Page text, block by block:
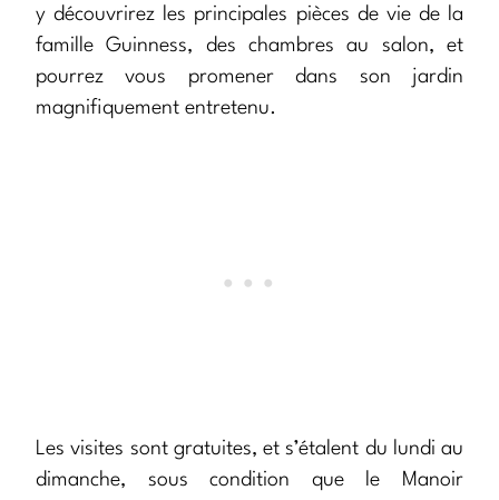
y découvrirez les principales pièces de vie de la
famille Guinness, des chambres au salon, et
pourrez vous promener dans son jardin
magnifiquement entretenu.
Les visites sont gratuites, et s’étalent du lundi au
dimanche, sous condition que le Manoir